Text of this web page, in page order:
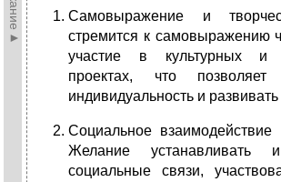
Самовыражение и
стремится к самовыражению
участие в культурных и
проектах, что
индивидуальность и
Социальное взаимодействие
Желание устанавливать
социальные связи,